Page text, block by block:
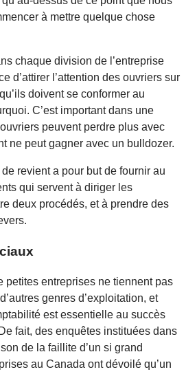
à mettre quelque chose
chaque division de l’entreprise
d’attirer l’attention des ouvriers sur
doivent se conformer au
C’est important dans une
peuvent perdre plus avec
ne peut gagner avec un bulldozer.
revient a pour but de fournir au
qui servent à diriger les
deux procédés, et à prendre des
petites entreprises ne tiennent pas
genres d’exploitation, et
est essentielle au succès
fait, des enquêtes instituées dans
de la faillite d’un si grand
au Canada ont dévoilé qu’un